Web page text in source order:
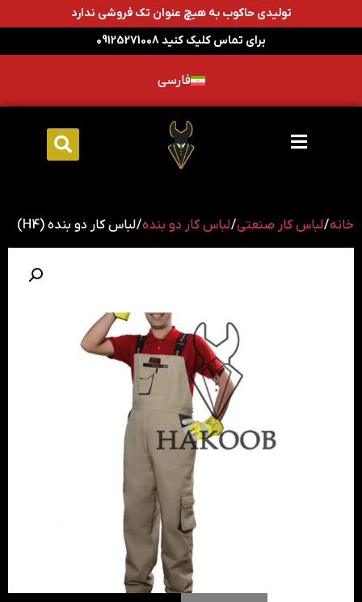
تولیدی حاکوب به هیچ عنوان تک فروشی ندارد
برای تماس کلیک کنید 09125271008
فارسی
خانه/لباس کار صنعتی/لباس کار دو بنده/ لباس کار دو بنده (H4)